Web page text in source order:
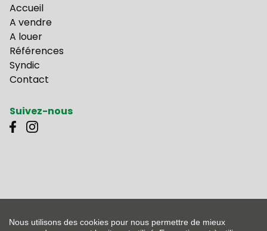
Accueil
A vendre
A louer
Références
Syndic
Contact
Suivez-nous
L'autorité de contrôle: L'Institut professionel des agents immobilier, Rue du
Nous utilisons des cookies pour nous permettre de mieux